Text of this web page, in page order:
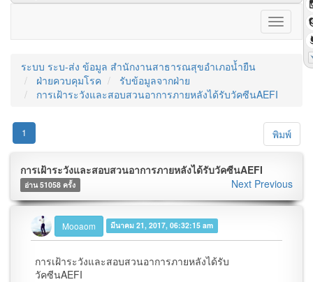
ระบบ ระบ-ส่ง ข้อมูล สำนักงานสาธารณสุขอำเภอน้ำยืน
ฝ่ายควบคุมโรค
รับข้อมูลจากฝ่าย
การเฝ้าระวังและสอบสวนอาการภายหลังได้รับวัคซีนAEFI
พิมพ์
1
การเฝ้าระวังและสอบสวนอาการภายหลังได้รับวัคซีนAEFI
อ่าน 51058 ครั้ง Next Previous
Mooaom มีนาคม 21, 2017, 06:32:15 am
การเฝ้าระวังและสอบสวนอาการภายหลังได้รับ
วัคซีนAEFI